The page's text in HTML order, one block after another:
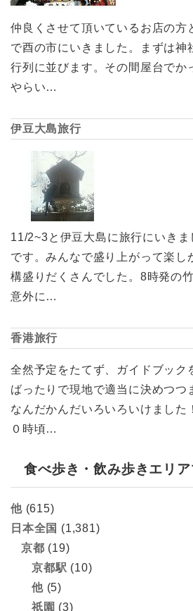
仲良くさせて頂いているお店の方
で酉の市にいきました。まずは神
行列に並びます。その間屋台でか
やらい…
伊豆大島旅行
11/2~3と伊豆大島に旅行にいきま
です。みんなで盛り上がって楽し
構盛りだくさんでした。8時発の
意外に…
香港旅行
全然予定をたてず、ガイドブック
ばったりで現地で適当に決めつつ
なんだかんだいろいろいけました
０時頃…
食べ歩き・飲み歩きエリ
他(615)
日本全国 (1,381)
京都 (19)
京都駅 (10)
他(5)
祇園 (3)